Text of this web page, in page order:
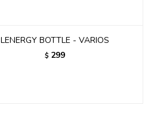
LENERGY BOTTLE - VARIOS
$ 299